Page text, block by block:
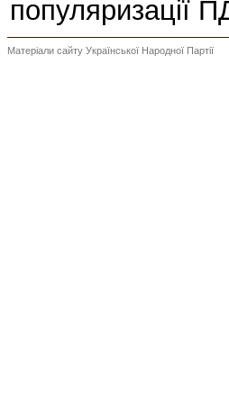
популяризації
Матеріали сайту Української Народної Партії